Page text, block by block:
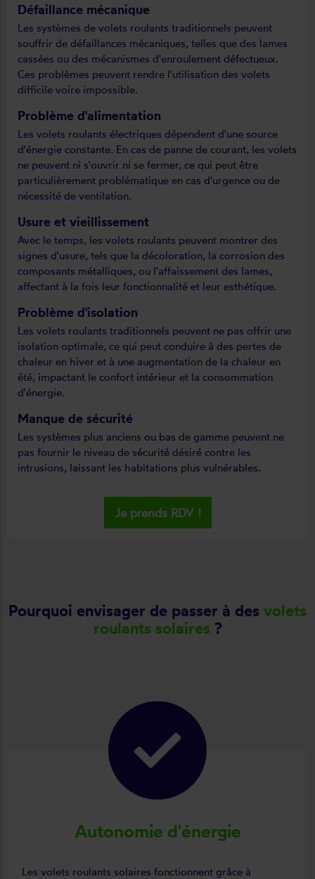
Défaillance mécanique
Les systèmes de volets roulants traditionnels peuvent
souffrir de défaillances mécaniques, telles que des lames
cassées ou des mécanismes d'enroulement défectueux.
Ces problèmes peuvent rendre l'utilisation des volets
difficile voire impossible.
Problème d'alimentation
Les volets roulants électriques dépendent d'une source
d'énergie constante. En cas de panne de courant, les volets
ne peuvent ni s'ouvrir ni se fermer, ce qui peut être
particulièrement problématique en cas d'urgence ou de
nécessité de ventilation.
Usure et vieillissement
Avec le temps, les volets roulants peuvent montrer des
signes d'usure, tels que la décoloration, la corrosion des
composants métalliques, ou l'affaissement des lames,
affectant à la fois leur fonctionnalité et leur esthétique.
Problème d'isolation
Les volets roulants traditionnels peuvent ne pas offrir une
isolation optimale, ce qui peut conduire à des pertes de
chaleur en hiver et à une augmentation de la chaleur en
été, impactant le confort intérieur et la consommation
d'énergie.
Manque de sécurité
Les systèmes plus anciens ou bas de gamme peuvent ne
pas fournir le niveau de sécurité désiré contre les
intrusions, laissant les habitations plus vulnérables.
Je prends RDV !
Pourquoi envisager de passer à des volets
roulants solaires ?
Autonomie d'énergie
Les volets roulants solaires fonctionnent grâce à